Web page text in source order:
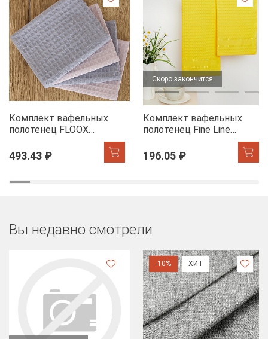
Комплект вафельных
полотенец FLOOX
голубой/сирень
493.43 ₽
Скоро закончится
Комплект вафельных
полотенец Fine Line
хангере
196.05 ₽
Вы недавно смотрели
-10% ХИТ